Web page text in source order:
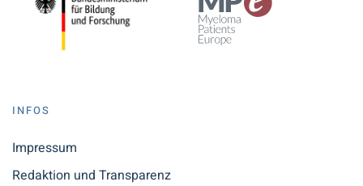
INFOS
Impressum
Redaktion und Transparenz